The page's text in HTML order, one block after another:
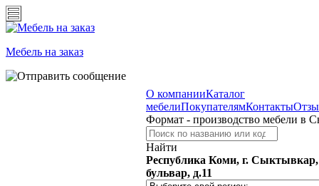
Мебель на заказ
О компанииКаталог
мебелиПокупателямКонтакты
Формат - производство мебели в
Найти
Республика Коми, г.
бульвар, д.11